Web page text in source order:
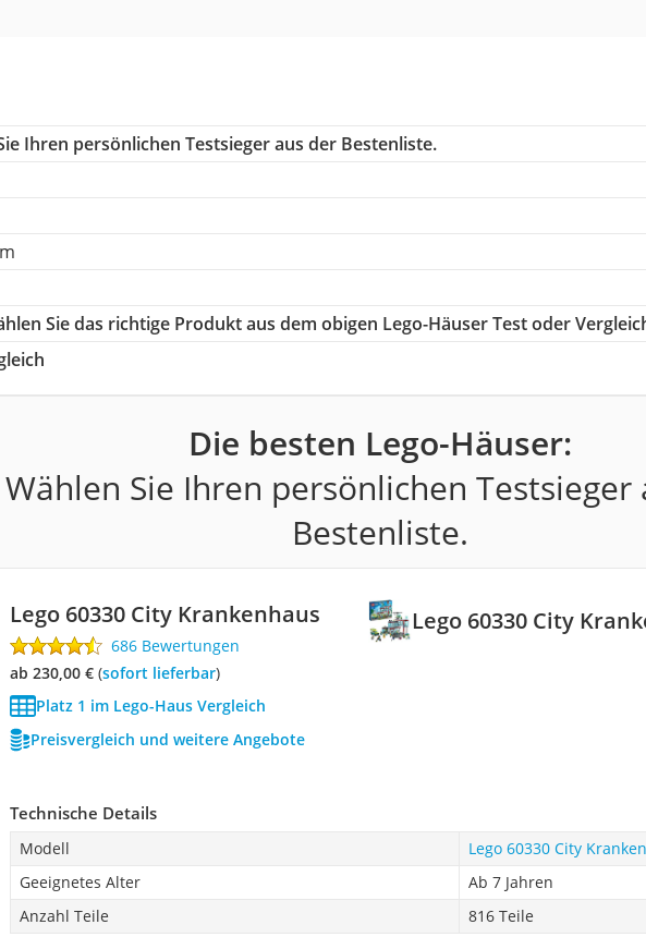
Ihren persönlichen Testsieger aus der Bestenliste.
Sie das richtige Produkt aus dem obigen Lego-Häuser Test oder
Die besten Lego-Häuser:
Wählen Sie Ihren persönlichen Testsieger
Bestenliste.
Lego 60330 City
Lego 60330 City Krankenhaus
686 Bewertungen
ab 230,00 €( Sofort lieferbar)
Platz 1 im Lego-Haus Vergleich
Preisvergleich und weitere Angebote
Technische Details
Modell
Lego 60330 City
Geeignetes Alter
Ab 7 Jahren
Anzahl Teile
816 Teile